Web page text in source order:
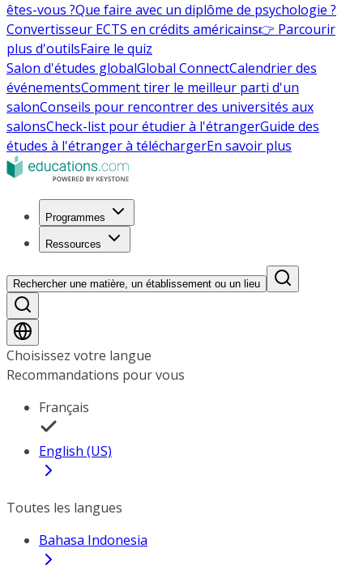
êtes-vous ?Que faire avec un diplôme de psychologie ?
Convertisseur ECTS en crédits américains👉 Parcourir
plus d'outilsFaire le quiz
Salon d'études globalGlobal ConnectCalendrier des
événementsComment tirer le meilleur parti d'un
salonConseils pour rencontrer des universités aux
salonsCheck-list pour étudier à l'étrangerGuide des
études à l'étranger à téléchargerEn savoir plus
Programmes
Ressources
Rechercher une matière, un établissement ou un lieu
Choisissez votre langue
Recommandations pour vous
Français
English (US)
Toutes les langues
Bahasa Indonesia